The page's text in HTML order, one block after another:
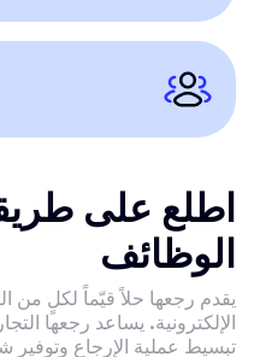
اطلع على
الوظائف
يقدم رجعها حلاً قيّماً لكلٍ من
الإلكترونية. يساعد رجعها
تبسيط عملية الإرجاع